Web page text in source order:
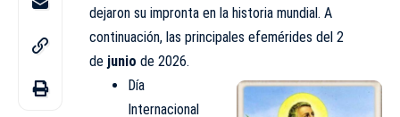
dejaron su impronta en la historia mundial. A
continuación, las principales efemérides del 2
de junio de 2026.
Día
Internacional